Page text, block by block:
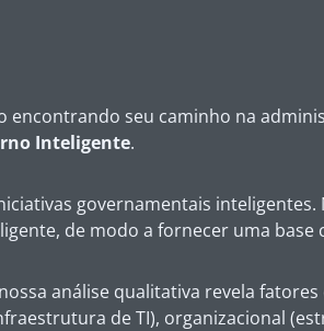
seu caminho na
Inteligente.
governamentais
de modo a fornecer uma base
análise qualitativa revela
de TI), organizacional